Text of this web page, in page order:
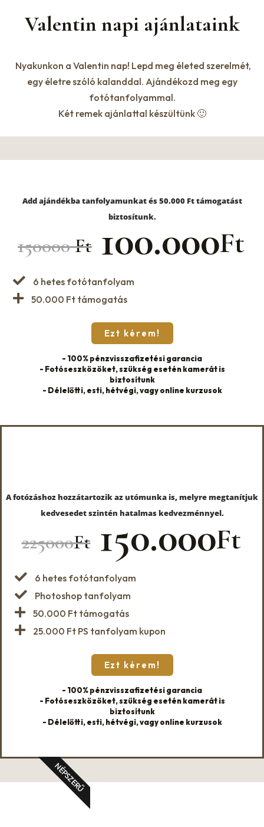
Valentin napi ajánlataink
Nyakunkon a Valentin nap! Lepd meg életed szerelmét,
egy életre szóló kalanddal. Ajándékozd meg egy
fotótanfolyammal.
Két remek ajánlattal készültünk 🙂
Add ajándékba tanfolyamunkat és 50.000 Ft támogatást
biztosítunk.
150000Ft 100.000Ft
6 hetes fotótanfolyam
50.000 Ft támogatás
Ezt kérem!
- 100% pénzvisszafizetési garancia
- Fotóseszközöket, szükség esetén kamerát is
biztosítunk
- Délelőtti, esti, hétvégi, vagy online kurzusok
A fotózáshoz hozzátartozik az utómunka is, melyre megtanítjuk
kedvesedet szintén hatalmas kedvezménnyel.
225000Ft 150.000Ft
6 hetes fotótanfolyam
Photoshop tanfolyam
50.000 Ft támogatás
25.000 Ft PS tanfolyam kupon
Ezt kérem!
- 100% pénzvisszafizetési garancia
- Fotóseszközöket, szükség esetén kamerát is
biztosítunk
- Délelőtti, esti, hétvégi, vagy online kurzusok
NÉPSZERŰ